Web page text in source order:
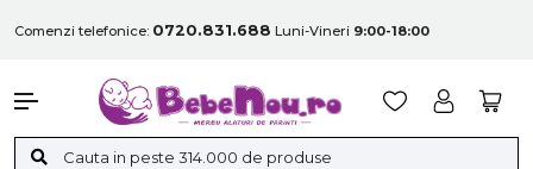
Comenzi telefonice: 0720.831.688 Luni-Vineri 9:00-18:00